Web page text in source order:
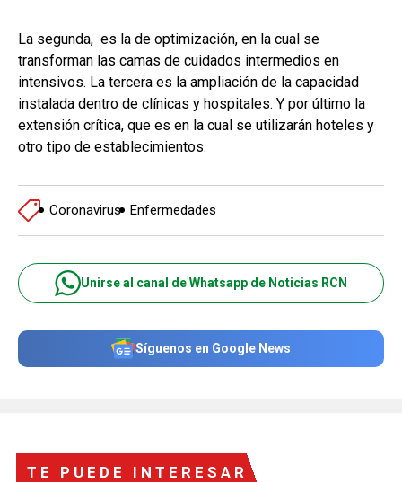
La segunda, es la de optimización, en la cual se
transforman las camas de cuidados intermedios en
intensivos. La tercera es la ampliación de la capacidad
instalada dentro de clínicas y hospitales. Y por último la
extensión crítica, que es en la cual se utilizarán hoteles y
otro tipo de establecimientos.
Coronavirus Enfermedades
Unirse al canal de Whatsapp de Noticias RCN
Síguenos en Google News
TE PUEDE INTERESAR